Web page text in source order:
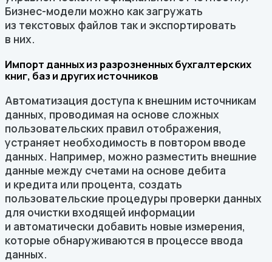
Бизнес-модели можно как загружать
из текстовых файлов так и экспортировать
в них.
Импорт данных из разрозненных бухгалтерских
книг, баз и других источников
Автоматизация доступа к внешним источникам
данных, проводимая на основе сложных
пользовательских правил отображения,
устраняет необходимость в повтором вводе
данных. Например, можно разместить внешние
данные между счетами на основе дебита
и кредита или процента, создать
пользовательские процедуры проверки данных
для очистки входящей информации
и автоматически добавить новые измерения,
которые обнаруживаются в процессе ввода
данных.